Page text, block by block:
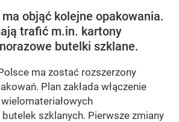
objąć kolejne opakowania.
trafić m.in. kartony
butelki szklane.
ma zostać rozszerzony
Plan zakłada włączenie
szklanych. Pierwsze zmiany